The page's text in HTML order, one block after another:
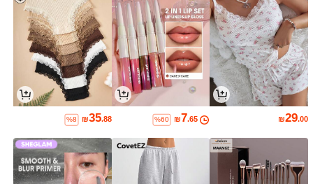
₪29.00
₪7.65
%60
₪35.88
%8